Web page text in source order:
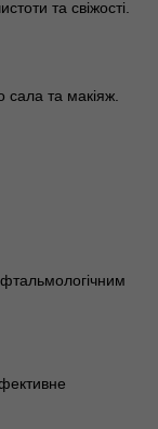
та свіжості.
та макіяж.